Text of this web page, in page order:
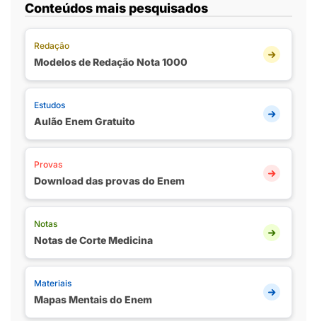
Conteúdos mais pesquisados
Redação
Modelos de Redação Nota 1000
Estudos
Aulão Enem Gratuito
Provas
Download das provas do Enem
Notas
Notas de Corte Medicina
Materiais
Mapas Mentais do Enem